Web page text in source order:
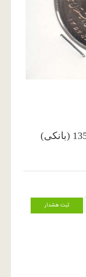
ثبت هشدار